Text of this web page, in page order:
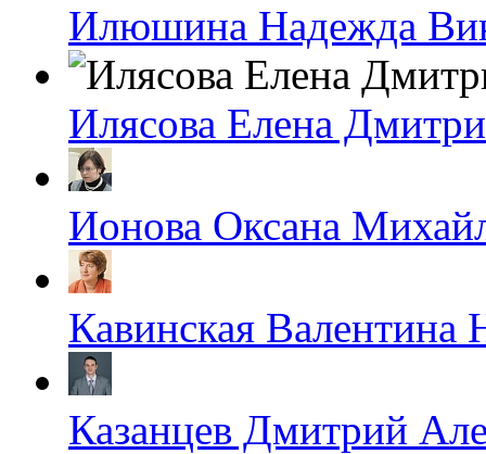
Илюшина Надежда
Илясова Елена
Ионова Оксана
Кавинская Валентина
Казанцев Дмитрий